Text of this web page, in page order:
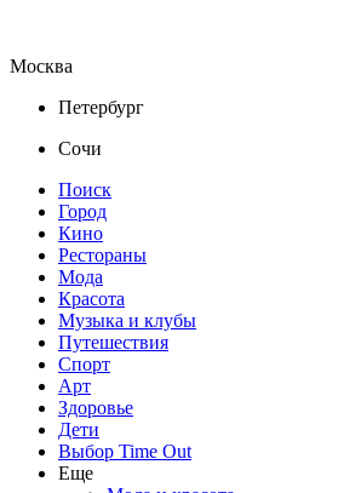
Москва
Петербург
Сочи
Поиск
Город
Кино
Рестораны
Мода
Красота
Музыка и клубы
Путешествия
Спорт
Арт
Здоровье
Дети
Выбор Time Out
Еще